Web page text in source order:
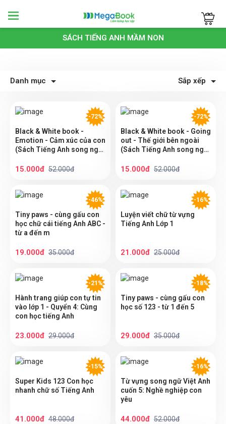
Megabook
SÁCH TIẾNG ANH MẦM NON
Danh mục Sắp xếp
-72%
Black & White book -
Emotion - Cảm xúc của con
(Sách Tiếng Anh song ngữ
15.000đ 52.000đ
-72%
Black & White book - Going
out - Thế giới bên ngoài
(Sách Tiếng Anh song ngữ
15.000đ 52.000đ
-46%
Tiny paws - cùng gấu con
học chữ cái tiếng Anh ABC -
từ a đến m
19.000đ 35.000đ
-16%
Luyện viết chữ từ vựng
Tiếng Anh Lớp 1
21.000đ 25.000đ
-21%
Hành trang giúp con tự tin
vào lớp 1 - Quyển 4: Cùng
con học tiếng Anh
23.000đ 29.000đ
-18%
Tiny paws - cùng gấu con
học số 123 - từ 1 đến 5
29.000đ 35.000đ
-15%
Super Kids 123 Con học
nhanh chữ số Tiếng Anh
41.000đ 48.000đ
-16%
Từ vựng song ngữ Việt Anh
cuốn 5: Nghề nghiệp con
yêu
44.000đ 52.000đ